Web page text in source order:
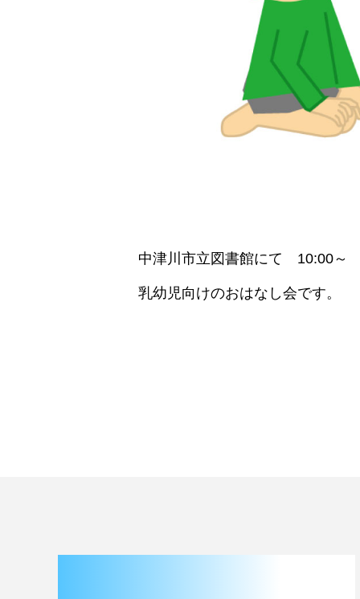
中津川市立図書館にて 10:00～
乳幼児向けのおはなし会です。